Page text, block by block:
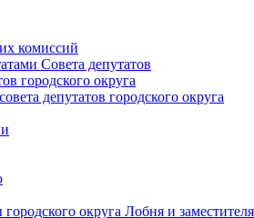
комиссий
Совета депутатов
городского округа
депутатов городского округа
округа Лобня и